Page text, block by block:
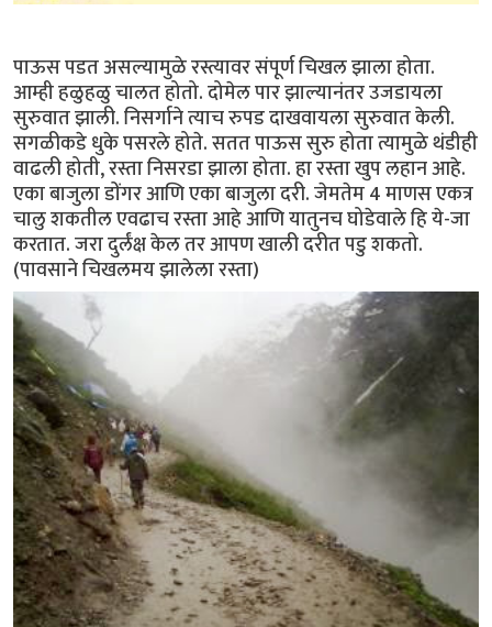
पाऊस पडत असल्यामुळे रस्त्यावर संपूर्ण चिखल झाला होता.
आम्ही हळुहळु चालत होतो. दोमेल पार झाल्यानंतर उजडायला
सुरुवात झाली. निसर्गाने त्याच रुपड दाखवायला सुरुवात केली.
सगळीकडे धुके पसरले होते. सतत पाऊस सुरु होता त्यामुळे थंडीही
वाढली होती, रस्ता निसरडा झाला होता. हा रस्ता खुप लहान आहे.
एका बाजुला डोंगर आणि एका बाजुला दरी. जेमतेम 4 माणस एकत्र
चालु शकतील एवढाच रस्ता आहे आणि यातुनच घोडेवाले हि ये-जा
करतात. जरा दुर्लंक्ष केल तर आपण खाली दरीत पडु शकतो.
(पावसाने चिखलमय झालेला रस्ता)